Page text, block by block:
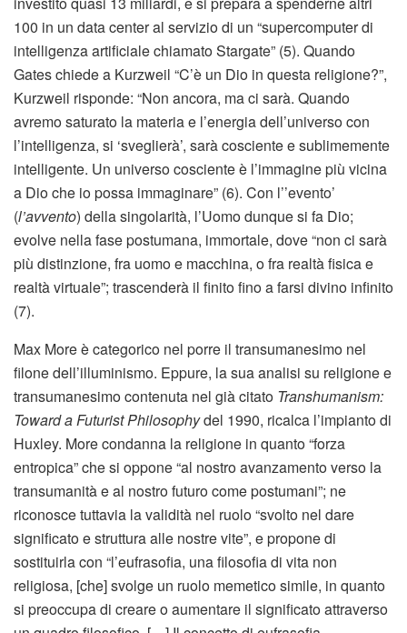
100 in un data center al servizio di un “supercomputer di
intelligenza artificiale chiamato Stargate” (5). Quando
Gates chiede a Kurzweil “C’è un Dio in questa religione?”,
Kurzweil risponde: “Non ancora, ma ci sarà. Quando
avremo saturato la materia e l’energia dell’universo con
l’intelligenza, si ‘sveglierà’, sarà cosciente e sublimemente
intelligente. Un universo cosciente è l’immagine più vicina
a Dio che io possa immaginare” (6). Con l’’evento’
(l’avvento) della singolarità, l’Uomo dunque si fa Dio;
evolve nella fase postumana, immortale, dove “non ci sarà
più distinzione, fra uomo e macchina, o fra realtà fisica e
realtà virtuale”; trascenderà il finito fino a farsi divino infinito
(7).
Max More è categorico nel porre il transumanesimo nel
filone dell’illuminismo. Eppure, la sua analisi su religione e
transumanesimo contenuta nel già citato Transhumanism:
Toward a Futurist Philosophydel 1990, ricalca l’impianto di
Huxley. More condanna la religione in quanto “forza
entropica” che si oppone “al nostro avanzamento verso la
transumanità e al nostro futuro come postumani”; ne
riconosce tuttavia la validità nel ruolo “svolto nel dare
significato e struttura alle nostre vite”, e propone di
sostituirla con “l’eufrasofia, una filosofia di vita non
religiosa, [che] svolge un ruolo memetico simile, in quanto
si preoccupa di creare o aumentare il significato attraverso